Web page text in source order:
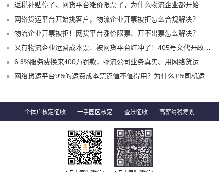
返税补贴停了、网货平台涨价限票了，为什么物流企业都开始选择1%司机运费成本票了？
网络货运平台开始挑客户，物流企业开票被拒怎么合规解决？
物流企业开票被拒！网货平台涨价限票、开不出票怎么解决？
又有物流企业运费成本票、被网货平台红冲了！405号文代开政策、试点平台合规破局！
6.8%服务费换来400万罚款，物流公司业务真实、用网络货运平台9%运费票就不会有问题嘛？
网络货运平台9%的运费成本票还值不值得用？为什么1%司机运费票更适合物流企业？
个体户核定征收 一手园区核定 查账征收 高薪纳税筹划